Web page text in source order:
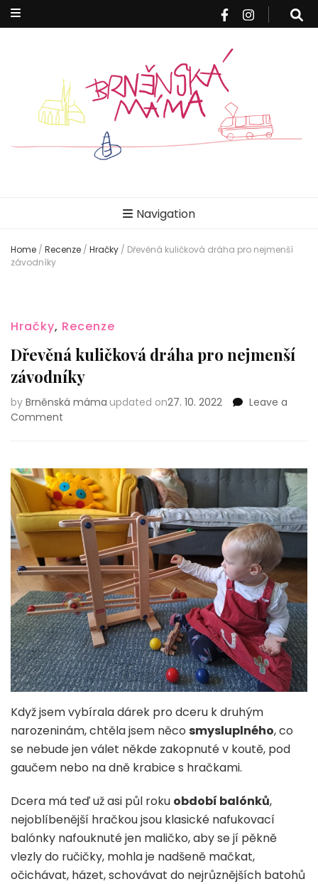
máma
Navigation
Home / Recenze / Hračky / Dřevěná kuličková dráha pro nejmenší
závodníky
Hračky, Recenze
Dřevěná kuličková dráha pro nejmenší
závodníky
by Brněnská máma updated on27. 10. 2022
Leave a
Comment
pro
nejmenší
závodníky
Když jsem vybírala dárek pro dceru k druhým
narozeninám, chtěla jsem něco smysluplného, co
se nebude jen válet někde zakopnuté v koutě, pod
gaučem nebo na dně krabice s hračkami.
Dcera má teď už asi půl roku období balónků,
nejoblíbenější hračkou jsou klasické nafukovací
balónky nafouknuté jen maličko, aby se jí pěkně
vlezly do ručičky, mohla je nadšeně mačkat,
očichávat, házet, schovávat do nejrůznějších batohů